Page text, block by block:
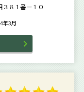
８１番ー１０
年3月